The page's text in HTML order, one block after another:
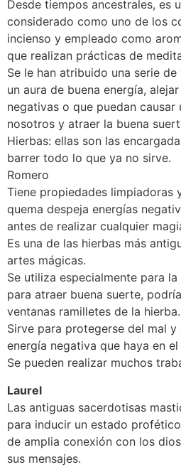
Desde tiempos ancestrales, es
considerado como uno de los
incienso y empleado como
que realizan prácticas de
Se le han atribuido una serie
un aura de buena energía,
negativas o que puedan
nosotros y atraer la buena
Hierbas: ellas son las
barrer todo lo que ya no sirve.
Romero
Tiene propiedades limpiadoras
quema despeja energías
antes de realizar cualquier
Es una de las hierbas más
artes mágicas.
Se utiliza especialmente para
para atraer buena suerte,
ventanas ramilletes de la hierba.
Sirve para protegerse del mal
energía negativa que haya en el
Se pueden realizar muchos
Laurel
Las antiguas sacerdotisas
para inducir un estado
de amplia conexión con los
sus mensajes.